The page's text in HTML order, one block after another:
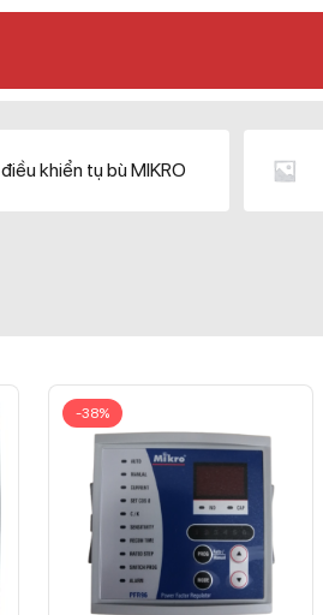
khiển tụ bù MIKRO
-38%